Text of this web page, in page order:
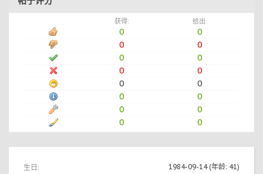
获得: 给出:
0
0
0
0
0
0
0
0
0
0
0
0
0
0
0
0
生日: 1984-09-14 (年龄: 41)